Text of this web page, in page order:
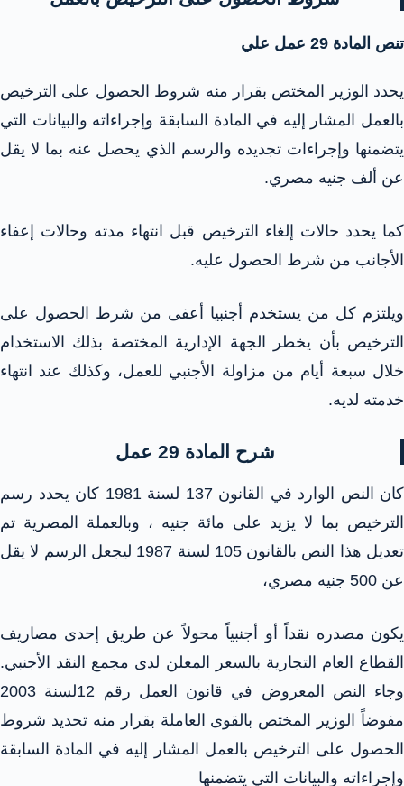
تنص المادة 29 عمل علي
يحدد الوزير المختص بقرار منه شروط الحصول على الترخيص
بالعمل المشار إليه في المادة السابقة وإجراءاته والبيانات التي
يتضمنها وإجراءات تجديده والرسم الذي يحصل عنه بما لا يقل
عن ألف جنيه مصري.
كما يحدد حالات إلغاء الترخيص قبل انتهاء مدته وحالات إعفاء
الأجانب من شرط الحصول عليه.
ويلتزم كل من يستخدم أجنبيا أعفى من شرط الحصول على
الترخيص بأن يخطر الجهة الإدارية المختصة بذلك الاستخدام
خلال سبعة أيام من مزاولة الأجنبي للعمل، وكذلك عند انتهاء
خدمته لديه.
شرح المادة 29 عمل
كان النص الوارد في القانون 137 لسنة 1981 كان يحدد رسم
الترخيص بما لا يزيد على مائة جنيه ، وبالعملة المصرية تم
تعديل هذا النص بالقانون 105 لسنة 1987 ليجعل الرسم لا يقل
عن 500 جنيه مصري،
يكون مصدره نقداً أو أجنبياً محولاً عن طريق إحدى مصاريف
القطاع العام التجارية بالسعر المعلن لدى مجمع النقد الأجنبي.
وجاء النص المعروض في قانون العمل رقم 12لسنة 2003
مفوضاً الوزير المختص بالقوى العاملة بقرار منه تحديد شروط
الحصول على الترخيص بالعمل المشار إليه في المادة السابقة
وإجراءاته والبيانات التي يتضمنها